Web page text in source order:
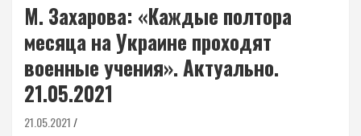
М. Захарова: «Каждые полтора
месяца на Украине проходят
военные учения». Актуально.
21.05.2021
21.05.2021